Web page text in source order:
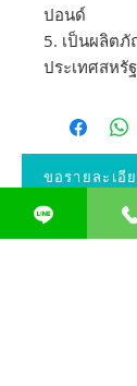
ปอนด์
5. เป็นผลิต
ประเทศสหรั
ขอรายละเอี
สินค้